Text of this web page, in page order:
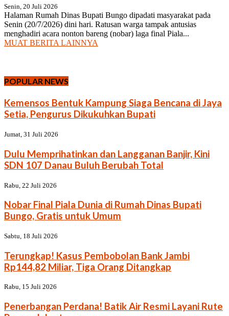
Senin, 20 Juli 2026
Halaman Rumah Dinas Bupati Bungo dipadati masyarakat pada
Senin (20/7/2026) dini hari. Ratusan warga tampak antusias
menghadiri acara nonton bareng (nobar) laga final Piala...
MUAT BERITA LAINNYA
POPULAR NEWS
Kemensos Bentuk Kampung Siaga Bencana di Jaya
Setia, Pengurus Dikukuhkan Bupati
Jumat, 31 Juli 2026
Dulu Memprihatinkan dan Langganan Banjir, Kini
SDN 107 Danau Buluh Berubah Total
Rabu, 22 Juli 2026
Nobar Final Piala Dunia di Rumah Dinas Bupati
Bungo, Gratis untuk Umum
Sabtu, 18 Juli 2026
Terungkap! Kasus Pembobolan Bank Jambi
Rp144,82 Miliar, Tiga Orang Ditangkap
Rabu, 15 Juli 2026
Penerbangan Perdana! Batik Air Resmi Layani Rute